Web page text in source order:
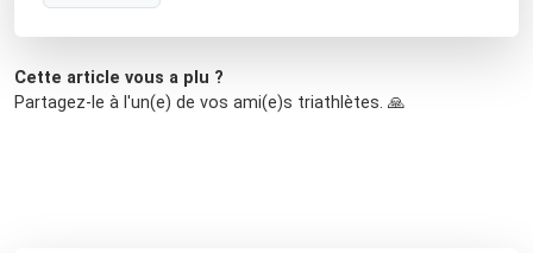
Cette article vous a plu ?
Partagez-le à l'un(e) de vos ami(e)s triathlètes. 🙏